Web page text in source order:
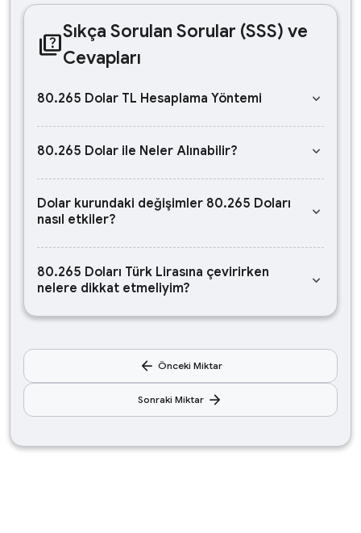
quizSıkça Sorulan Sorular (SSS) ve
Cevapları
80.265 Dolar TL Hesaplama Yöntemi keyboard_arrow_down
80.265 Dolar ile Neler Alınabilir? keyboard_arrow_down
Dolar kurundaki değişimler 80.265 Doları
nasıl etkiler?
keyboard_arrow_down
80.265 Doları Türk Lirasına çevirirken
nelere dikkat etmeliyim?
keyboard_arrow_down
arrow_back Önceki Miktar
Sonraki Miktar arrow_forward